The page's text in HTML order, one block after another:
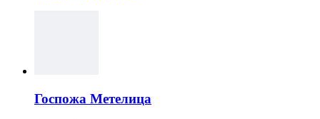
Госпожа Метелица